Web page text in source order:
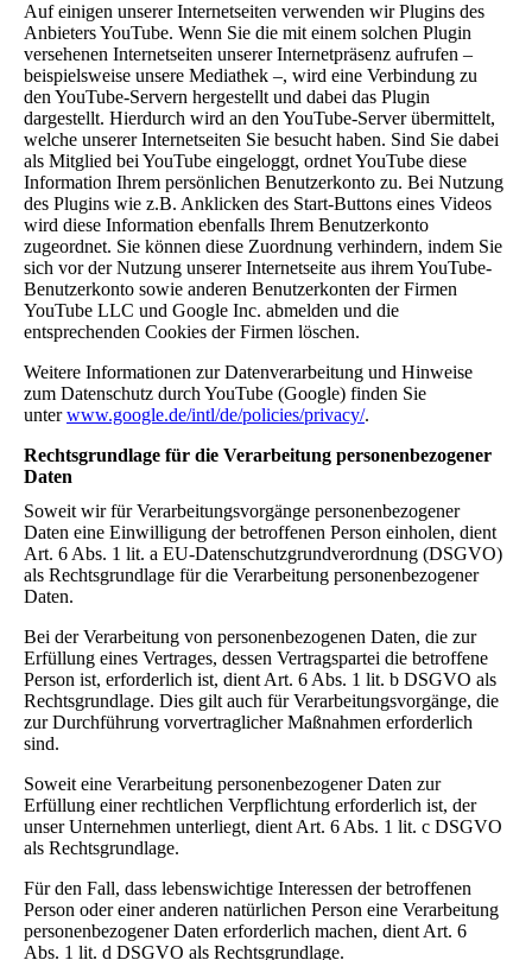
Auf einigen unserer Internetseiten verwenden wir Plugins des
Anbieters YouTube. Wenn Sie die mit einem solchen Plugin
versehenen Internetseiten unserer Internetpräsenz aufrufen –
beispielsweise unsere Mediathek –, wird eine Verbindung zu
den YouTube-Servern hergestellt und dabei das Plugin
dargestellt. Hierdurch wird an den YouTube-Server übermittelt,
welche unserer Internetseiten Sie besucht haben. Sind Sie dabei
als Mitglied bei YouTube eingeloggt, ordnet YouTube diese
Information Ihrem persönlichen Benutzerkonto zu. Bei Nutzung
des Plugins wie z.B. Anklicken des Start-Buttons eines Videos
wird diese Information ebenfalls Ihrem Benutzerkonto
zugeordnet. Sie können diese Zuordnung verhindern, indem Sie
sich vor der Nutzung unserer Internetseite aus ihrem YouTube-
Benutzerkonto sowie anderen Benutzerkonten der Firmen
YouTube LLC und Google Inc. abmelden und die
entsprechenden Cookies der Firmen löschen.
Weitere Informationen zur Datenverarbeitung und Hinweise
zum Datenschutz durch YouTube (Google) finden Sie
unterwww.google.de/intl/de/policies/privacy/.
Rechtsgrundlage für die Verarbeitung personenbezogener
Daten
Soweit wir für Verarbeitungsvorgänge personenbezogener
Daten eine Einwilligung der betroffenen Person einholen, dient
Art. 6 Abs. 1 lit. a EU-Datenschutzgrundverordnung (DSGVO)
als Rechtsgrundlage für die Verarbeitung personenbezogener
Daten.
Bei der Verarbeitung von personenbezogenen Daten, die zur
Erfüllung eines Vertrages, dessen Vertragspartei die betroffene
Person ist, erforderlich ist, dient Art. 6 Abs. 1 lit. b DSGVO als
Rechtsgrundlage. Dies gilt auch für Verarbeitungsvorgänge, die
zur Durchführung vorvertraglicher Maßnahmen erforderlich
sind.
Soweit eine Verarbeitung personenbezogener Daten zur
Erfüllung einer rechtlichen Verpflichtung erforderlich ist, der
unser Unternehmen unterliegt, dient Art. 6 Abs. 1 lit. c DSGVO
als Rechtsgrundlage.
Für den Fall, dass lebenswichtige Interessen der betroffenen
Person oder einer anderen natürlichen Person eine Verarbeitung
personenbezogener Daten erforderlich machen, dient Art. 6
Abs. 1 lit. d DSGVO als Rechtsgrundlage.